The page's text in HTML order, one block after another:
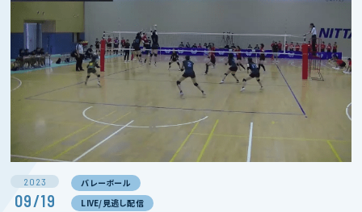
2023
09/19
バレーボール
LIVE/見逃し配信